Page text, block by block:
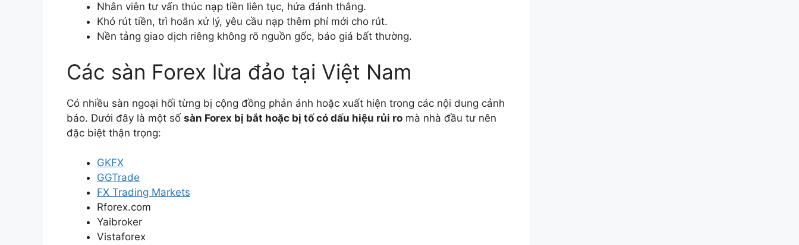
Nhân viên tư vấn thúc nạp tiền liên tục, hứa đánh thắng.
Khó rút tiền, trì hoãn xử lý, yêu cầu nạp thêm phí mới cho rút.
Nền tảng giao dịch riêng không rõ nguồn gốc, báo giá bất thường.
Các sàn Forex lừa đảo tại Việt Nam
Có nhiều sàn ngoại hối từng bị cộng đồng phản ánh hoặc xuất hiện trong các nội dung cảnh
báo. Dưới đây là một số sàn Forex bị bắt hoặc bị tố có dấu hiệu rủi ro mà nhà đầu tư nên
đặc biệt thận trọng:
GKFX
GGTrade
FX Trading Markets
Rforex.com
Yaibroker
Vistaforex